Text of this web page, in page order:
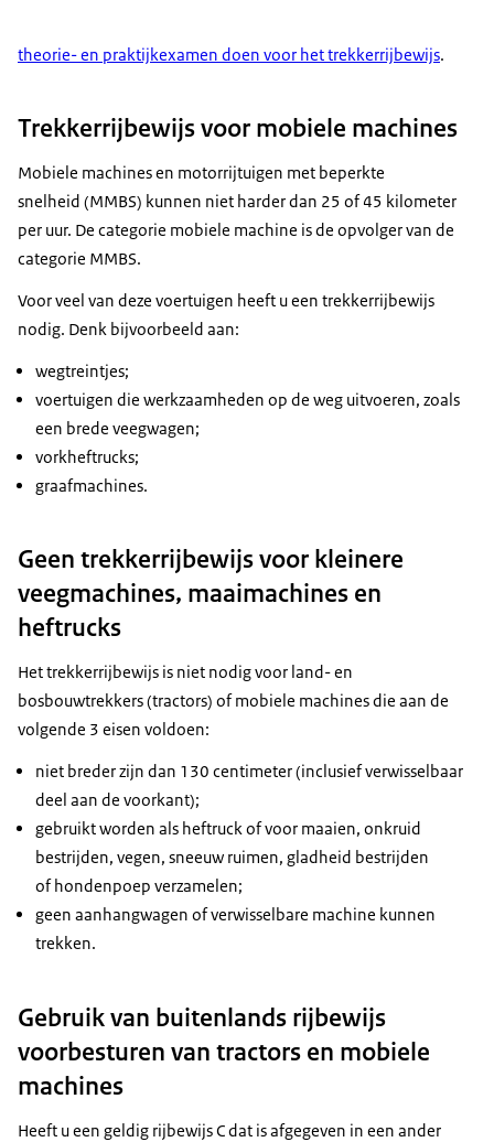
theorie- en praktijkexamen doen voor het trekkerrijbewijs.
Trekkerrijbewijs voor mobiele machines
Mobiele machines en motorrijtuigen met beperkte
snelheid (MMBS) kunnen niet harder dan 25 of 45 kilometer
per uur. De categorie mobiele machine is de opvolger van de
categorie MMBS.
Voor veel van deze voertuigen heeft u een trekkerrijbewijs
nodig. Denk bijvoorbeeld aan:
wegtreintjes;
voertuigen die werkzaamheden op de weg uitvoeren, zoals
een brede veegwagen;
vorkheftrucks;
graafmachines.
Geen trekkerrijbewijs voor kleinere
veegmachines, maaimachines en
heftrucks
Het trekkerrijbewijs is niet nodig voor land- en
bosbouwtrekkers (tractors) of mobiele machines die aan de
volgende 3 eisen voldoen:
niet breder zijn dan 130 centimeter (inclusief verwisselbaar
deel aan de voorkant);
gebruikt worden als heftruck of voor maaien, onkruid
bestrijden, vegen, sneeuw ruimen, gladheid bestrijden
of hondenpoep verzamelen;
geen aanhangwagen of verwisselbare machine kunnen
trekken.
Gebruik van buitenlands rijbewijs
voorbesturen van tractors en mobiele
machines
Heeft u een geldig rijbewijs C dat is afgegeven in een ander